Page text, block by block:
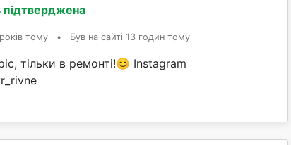
підтверджена
тому • Був на сайті 13 годин тому
тільки в ремонті!😊 Instagram